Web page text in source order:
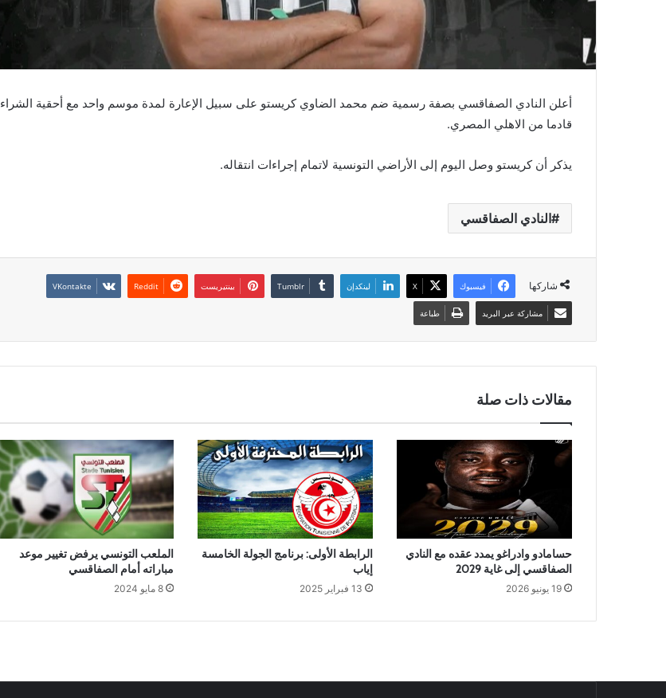
أعلن النادي الصفاقسي بصفة رسمية ضم محمد الضاوي كريستو على سبيل الإعارة لمدة موسم واحد مع أحقية الشراء
قادما من الاهلي المصري.
يذكر أن كريستو وصل اليوم إلى الأراضي التونسية لاتمام إجراءات انتقاله.
النادي الصفاقسي
شاركها فيسبوك ‫X لينكدإن بينتيريست
مشاركة عبر البريد طباعة
مقالات ذات صلة
حسامادو وادراغو يمدد عقده مع النادي
الصفاقسي إلى غاية 2029
19 يونيو 2026
الرابطة الأولى: برنامج الجولة الخامسة
إياب
13 فبراير 2025
الملعب التونسي يرفض تغيير موعد
مباراته أمام الصفاقسي
8 مايو 2024